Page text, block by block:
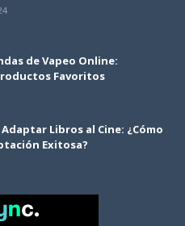
de Vapeo Online:
Favoritos
Libros al Cine: ¿Cómo
Exitosa?